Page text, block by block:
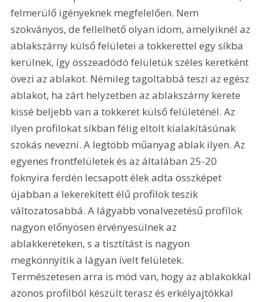
felmerülő igényeknek megfelelően. Nem
szokványos, de fellelhető olyan idom, amelyiknél az
ablakszárny külső felületei a tokkerettel egy síkba
kerülnek, így összeadódó felületük széles keretként
övezi az ablakot. Némileg tagoltabbá teszi az egész
ablakot, ha zárt helyzetben az ablakszárny kerete
kissé beljebb van a tokkeret külső felületénél. Az
ilyen profilokat síkban félig eltolt kialakításúnak
szokás nevezni. A legtöbb műanyag ablak ilyen. Az
egyenes frontfelületek és az általában 25-20
foknyira ferdén lecsapott élek adta összképet
újabban a lekerekített élű profilok teszik
változatosabbá. A lágyabb vonalvezetésű profílok
nagyon előnyösen érvényesülnek az
ablakkereteken, s a tisztítást is nagyon
megkönnyítik a lágyan ívelt felületek.
Természetesen arra is mód van, hogy az ablakokkal
azonos profilból készült terasz és erkélyajtókkal